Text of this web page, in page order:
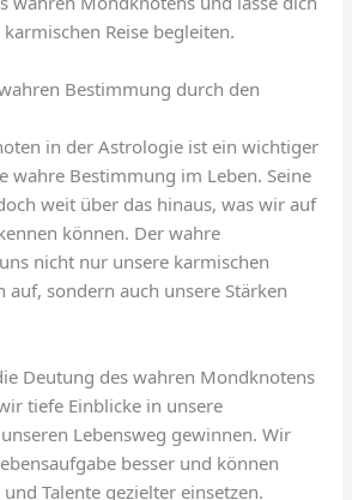
Reise begleiten.
Bestimmung durch den
in der Astrologie ist ein wichtiger
wahre Bestimmung im Leben. Seine
weit über das hinaus, was wir auf
können. Der wahre
nicht nur unsere karmischen
auf, sondern auch unsere Stärken
Deutung des wahren Mondknotens
tiefe Einblicke in unsere
Lebensweg gewinnen. Wir
besser und können
Talente gezielter einsetzen.